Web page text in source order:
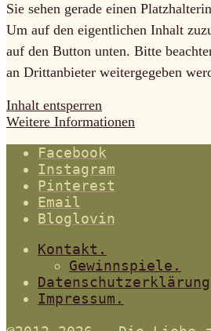
Sie sehen gerade einen
Um auf den eigentlichen Inhalt
auf den Button unten. Bitte
an Drittanbieter weitergegeben
Inhalt entsperren
Weitere Informationen
Facebook
Instagram
Pinterest
Email
Bloglovin
Kontakt.
Gewinnspiele.
Datenschutzerklärung
Impressum.